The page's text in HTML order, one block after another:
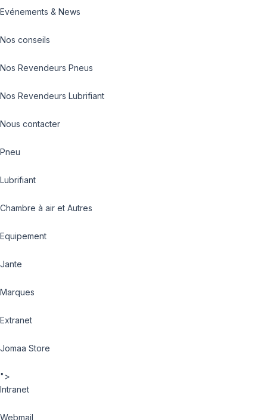
Evénements & News
Nos conseils
Nos Revendeurs Pneus
Nos Revendeurs Lubrifiant
Nous contacter
Pneu
Lubrifiant
Chambre à air et Autres
Equipement
Jante
Marques
Extranet
Jomaa Store
">
Intranet
Webmail